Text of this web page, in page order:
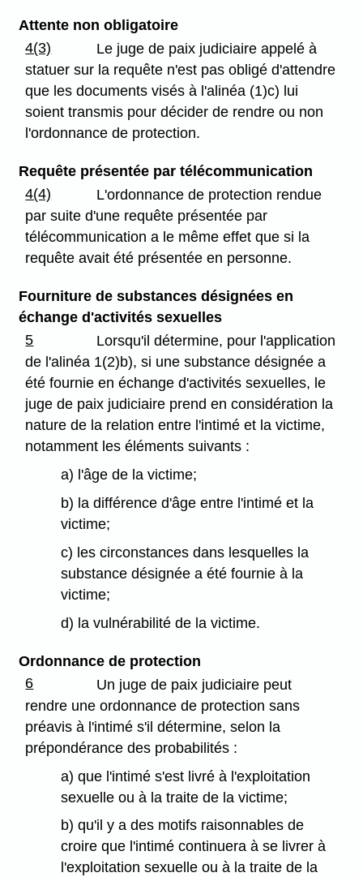
Attente non obligatoire
4(3)
Le juge de paix judiciaire appelé à
statuer sur la requête n'est pas obligé d'attendre
que les documents visés à l'alinéa (1)c) lui
soient transmis pour décider de rendre ou non
l'ordonnance de protection.
Requête présentée par télécommunication
4(4)
L'ordonnance de protection rendue
par suite d'une requête présentée par
télécommunication a le même effet que si la
requête avait été présentée en personne.
Fourniture de substances désignées en
échange d'activités sexuelles
5
Lorsqu'il détermine, pour l'application
de l'alinéa 1(2)b), si une substance désignée a
été fournie en échange d'activités sexuelles, le
juge de paix judiciaire prend en considération la
nature de la relation entre l'intimé et la victime,
notamment les éléments suivants :
a) l'âge de la victime;
b) la différence d'âge entre l'intimé et la
victime;
c) les circonstances dans lesquelles la
substance désignée a été fournie à la
victime;
d) la vulnérabilité de la victime.
Ordonnance de protection
6
Un juge de paix judiciaire peut
rendre une ordonnance de protection sans
préavis à l'intimé s'il détermine, selon la
prépondérance des probabilités :
a) que l'intimé s'est livré à l'exploitation
sexuelle ou à la traite de la victime;
b) qu'il y a des motifs raisonnables de
croire que l'intimé continuera à se livrer à
l'exploitation sexuelle ou à la traite de la